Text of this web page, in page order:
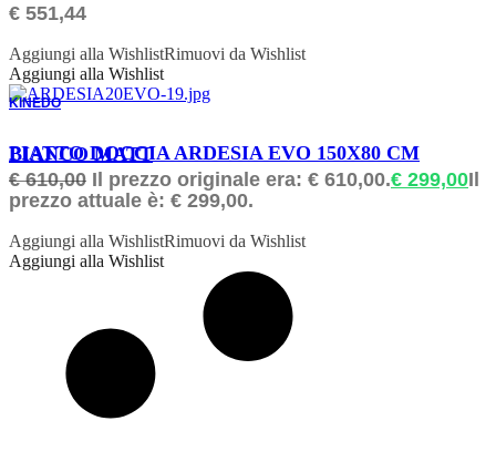
€ 551,44
Aggiungi alla WishlistRimuovi da Wishlist
Aggiungi alla Wishlist
KINEDO
ORDINABILE
PIATTO DOCCIA ARDESIA EVO 150X80 CM BIANCO MATT
€610,00 Il prezzo originale era: € 610,00.€ 299,00Il
prezzo attuale è: € 299,00.
Aggiungi alla WishlistRimuovi da Wishlist
Aggiungi alla Wishlist